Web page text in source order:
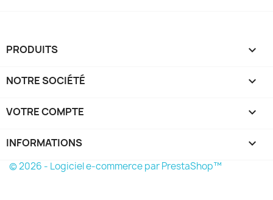
PRODUITS 
NOTRE SOCIÉTÉ 
VOTRE COMPTE 
INFORMATIONS keyboard_arrow_down
© 2026 - Logiciel e-commerce par PrestaShop™